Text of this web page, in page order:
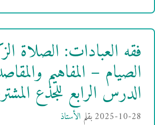
فقه العبادات: الصلاة
الصيام – المفاهيم
الدرس الرابع للجذع
2025-10-28بقلم الأستاذ